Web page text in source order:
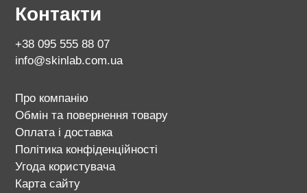
Контакти
+38 095 555 88 07
info@skinlab.com.ua
Про компанію
Обмін та повернення товару
Оплата і доставка
Політика конфіденційності
Угода користувача
Карта сайту